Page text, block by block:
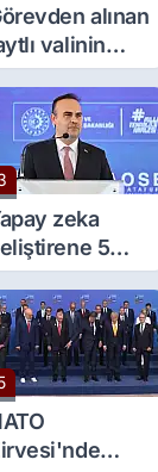
alınan
valinin
sürpriz
görev
zeka
5
lira kredi